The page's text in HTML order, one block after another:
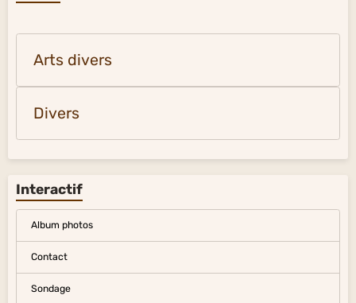
Arts divers
Divers
Interactif
Album photos
Contact
Sondage